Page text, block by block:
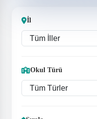
İl
Okul Türü